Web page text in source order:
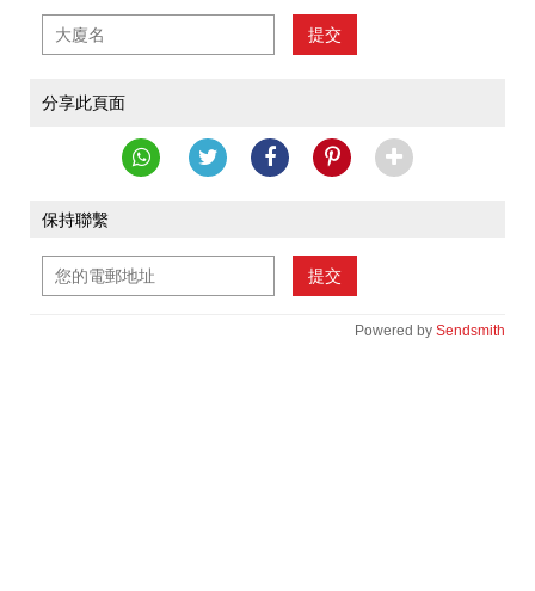
提交
分享此頁面
保持聯繫
提交
Powered by Sendsmith